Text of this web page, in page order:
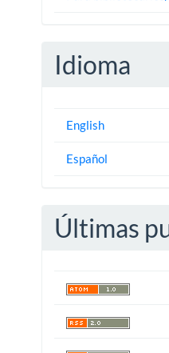
Idioma
English
Español
Últimas